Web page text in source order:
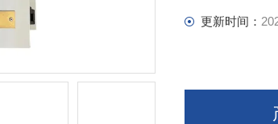
更新时间：